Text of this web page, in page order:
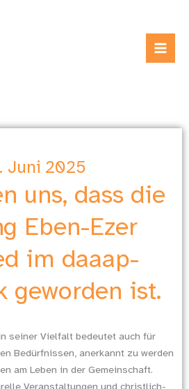
Juni 2025
uns, dass die
Eben-Ezer
im daaap-
geworden ist.
seiner Vielfalt bedeutet auch für
Bedürfnissen, anerkannt zu werden
am Leben in der Gemeinschaft.
Veranstaltungen und christlich-